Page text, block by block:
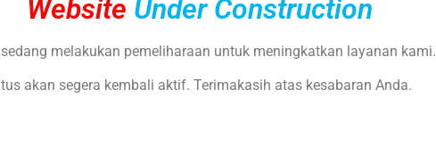
Website Under Construction
melakukan pemeliharaan untuk meningkatkan layanan kami.
akan segera kembali aktif. Terimakasih atas kesabaran Anda.